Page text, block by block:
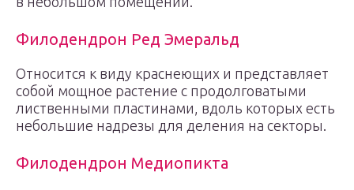
Филодендрон Ред Эмеральд
Относится к виду краснеющих и представляет
собой мощное растение с продолговатыми
лиственными пластинами, вдоль которых есть
небольшие надрезы для деления на секторы.
Филодендрон Медиопикта